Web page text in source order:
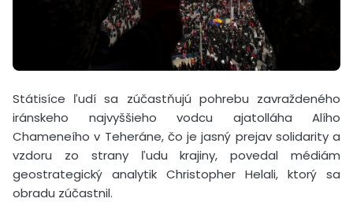
Státisíce ľudí sa zúčastňujú pohrebu zavraždeného
iránskeho najvyššieho vodcu ajatolláha Alího
Chameneího v Teheráne, čo je jasný prejav solidarity a
vzdoru zo strany ľudu krajiny, povedal médiám
geostrategický analytik Christopher Helali, ktorý sa
obradu zúčastnil.